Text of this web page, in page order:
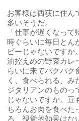
お客様は西荻に住ん
多いそうだ。
「仕事が遅くなっ
時ぐらいに毎日とん
ビーじゃないですか
油控えめの野菜カレ
らいに来てバクバク
く、食べられる、み
ジタリアンのものっ
じゃないですか。豆
ちろんお肉を食べた